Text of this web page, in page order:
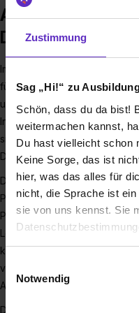
Zustimmung
Sag „Hi!“ zu
Schön, dass du da bist!
weitermachen kannst,
Du hast vielleicht schon
Keine Sorge, das ist
hier, was das alles für
nicht, die Sprache ist
sie von uns kennst. Sie
Notwendig
Ausbildung bei
Düsseldorf
Im Rheinland leben knapp
für die ist der
unterschiedliche Art und
Inklusion in allen
sind die zehn Kliniken, zu
Düsseldorf, gehören.
Die Schwerpunkte unseres
Psychiatrie, Psychosomatik
Patienten in Akutsituationen
Leben – bei uns steht der
kümmern wir uns um die
von pflegebedürftigen
Abwechslung und einen
Du möchtest dich sozial